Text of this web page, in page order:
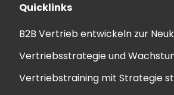
Quicklinks
B2B Vertrieb entwickeln zur
Vertriebsstrategie und
Vertriebstraining mit Strategie